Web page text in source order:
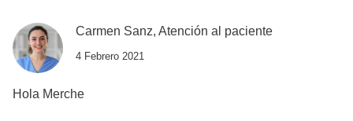
Carmen Sanz, Atención al paciente
4 Febrero 2021
Hola Merche